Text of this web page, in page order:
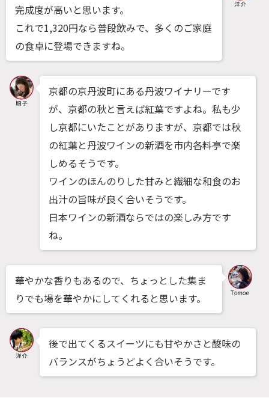
完成度が高いと思います。
これで1,320円なら普段飲みで、多くのご家庭
の食卓に登場できますね。
京都の京丹波町にある丹波ワイナリーです
が、京都の秋と言えば紅葉ですよね。私も少
し京都にいたことがありますが、京都では秋
の紅葉と丹波ワインの新酒を市内各料亭で楽
しめるそうです。
ワインのほんのりした甘みと繊細な和食のお
出汁の旨味が良く合いそうです。
日本ワインの新酒ならではの楽しみ方です
ね。
華やかな香りもあるので、ちょっとした集ま
りでも場を華やかにしてくれると思います。
後で出てくるスイーツにも甘やかさと酸味の
バランスがちょうどよく合いそうです。